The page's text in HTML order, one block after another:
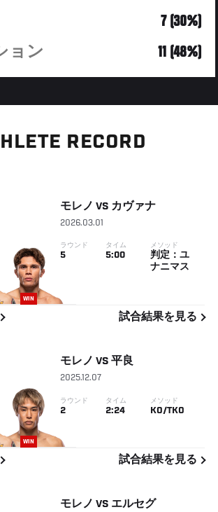
7 (30%)
ョン
11 (48%)
RECORD
WIN
モレノ VS カヴァナ
2026.03.01
ラウンド
5
タイム
5:00
メソッド
判定：ユ
ナニマス
試合結果を見る
WIN
モレノ VS 平良
2025.12.07
ラウンド
2
タイム
2:24
メソッド
KO/TKO
試合結果を見る
モレノ VS エルセグ